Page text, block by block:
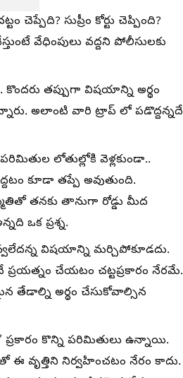
చెప్పేది? సుప్రీం కోర్టు చెప్పింది?
వేధింపులు వద్దని పోలీసులకు
తప్పుగా విషయాన్ని అర్థం
అలాంటి వారి ట్రాప్ లో పడొద్దన్నదే
లోతుల్లోకి వెళ్లకుండా..
కూడా తప్పే అవుతుంది.
తనకు తానుగా రోడ్డు మీద
ఒక ప్రశ్న.
విషయాన్ని మర్చిపోకూడదు.
చేయటం చట్టప్రకారం నేరమే.
తేడాల్ని అర్థం చేసుకోవాల్సిన
ప్రకారం కొన్ని పరిమితులు ఉన్నాయి.
ఈ వృత్తిని నిర్వహించటం నేరం కాదు.